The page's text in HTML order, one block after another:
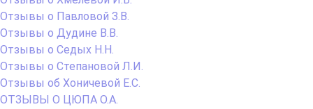
Отзывы о Павловой З.В.
Отзывы о Дудине В.В.
Отзывы о Седых Н.Н.
Отзывы о Степановой Л.И.
Отзывы об Хоничевой Е.С.
ОТЗЫВЫ О ЦЮПА О.А.